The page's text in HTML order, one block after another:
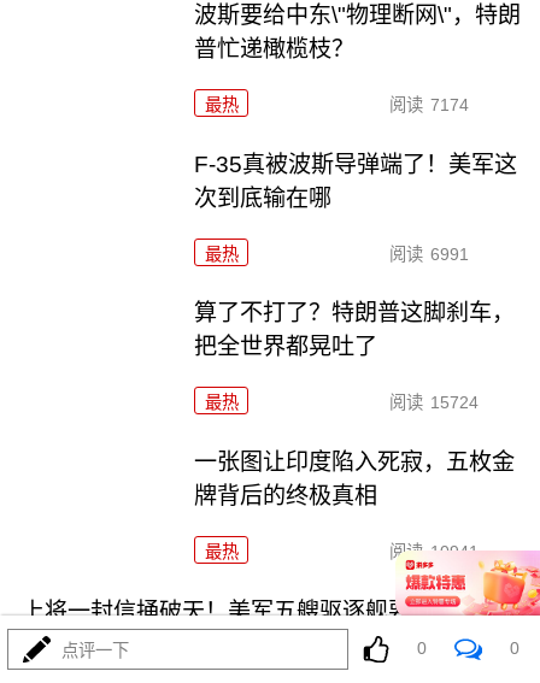
波斯要给中东\"物理断网\"，特朗
普忙递橄榄枝？
最热 阅读 7174
F-35真被波斯导弹端了！美军这
次到底输在哪
最热 阅读 6991
算了不打了？特朗普这脚刹车，
把全世界都晃吐了
最热 阅读 15724
一张图让印度陷入死寂，五枚金
牌背后的终极真相
最热 阅读 10941
上将一封信捅破天！美军五艘驱逐舰要盖三口锅！
点评一下 0 0